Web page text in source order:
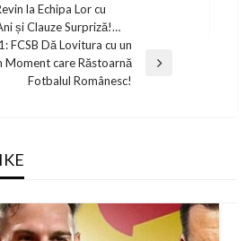
la Echipa Lor cu
și Clauze Surpriză!…
FCSB Dă Lovitura cu un
Moment care Răstoarnă
Fotbalul Românesc!